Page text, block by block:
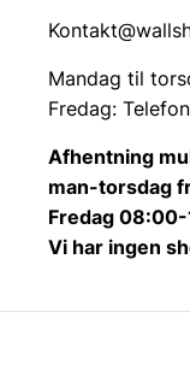
Mandag til
Fredag:
Afhentning
man-torsdag
Fredag
Vi har ingen